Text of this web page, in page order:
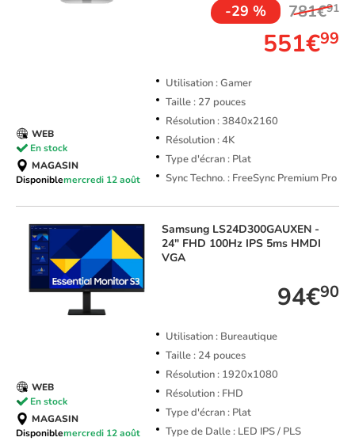
-29 % 781€91
551€99
Utilisation : Gamer
Taille : 27 pouces
Résolution : 3840x2160
Résolution : 4K
Type d'écran : Plat
Sync Techno. : FreeSync Premium Pro
WEB
En stock
MAGASIN
Disponiblemercredi 12 août
Samsung LS24D300GAUXEN -
24" FHD 100Hz IPS 5ms HMDI
VGA
94€90
Utilisation : Bureautique
Taille : 24 pouces
Résolution : 1920x1080
Résolution : FHD
Type d'écran : Plat
Type de Dalle : LED IPS / PLS
WEB
En stock
MAGASIN
Disponiblemercredi 12 août